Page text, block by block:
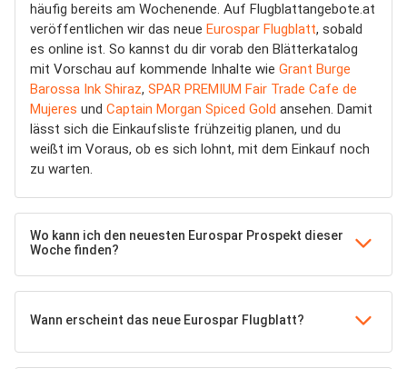
häufig bereits am Wochenende. Auf Flugblattangebote.at
veröffentlichen wir das neue Eurospar Flugblatt, sobald
es online ist. So kannst du dir vorab den Blätterkatalog
mit Vorschau auf kommende Inhalte wie Grant Burge
Barossa Ink Shiraz, SPAR PREMIUM Fair Trade Cafe de
Mujeres und Captain Morgan Spiced Gold ansehen. Damit
lässt sich die Einkaufsliste frühzeitig planen, und du
weißt im Voraus, ob es sich lohnt, mit dem Einkauf noch
zu warten.
Wo kann ich den neuesten Eurospar Prospekt dieser
Woche finden?
Wann erscheint das neue Eurospar Flugblatt?